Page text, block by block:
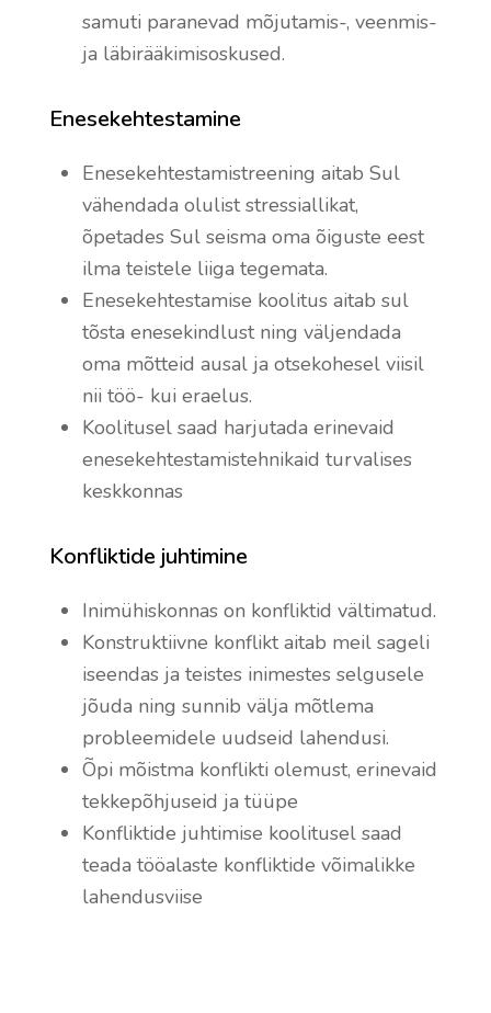
samuti paranevad mõjutamis-, veenmis-
ja läbirääkimisoskused.
Enesekehtestamine
Enesekehtestamistreening aitab Sul
vähendada olulist stressiallikat,
õpetades Sul seisma oma õiguste eest
ilma teistele liiga tegemata.
Enesekehtestamise koolitus aitab sul
tõsta enesekindlust ning väljendada
oma mõtteid ausal ja otsekohesel viisil
nii töö- kui eraelus.
Koolitusel saad harjutada erinevaid
enesekehtestamistehnikaid turvalises
keskkonnas
Konfliktide juhtimine
Inimühiskonnas on konfliktid vältimatud.
Konstruktiivne konflikt aitab meil sageli
iseendas ja teistes inimestes selgusele
jõuda ning sunnib välja mõtlema
probleemidele uudseid lahendusi.
Õpi mõistma konflikti olemust, erinevaid
tekkepõhjuseid ja tüüpe
Konfliktide juhtimise koolitusel saad
teada tööalaste konfliktide võimalikke
lahendusviise